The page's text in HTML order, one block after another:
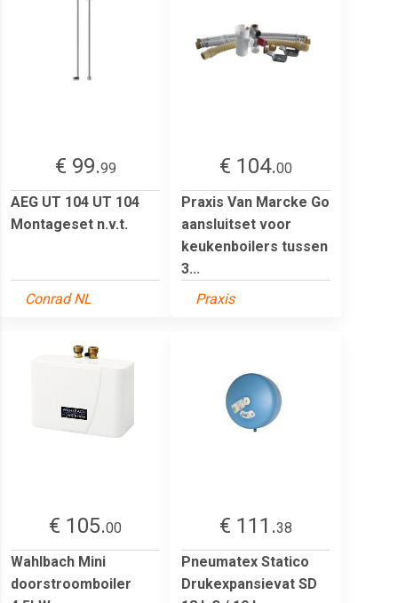
€ 99.99
AEG UT 104 UT 104
Montageset n.v.t.
Conrad NL
€ 104.00
Praxis Van Marcke Go
aansluitset voor
keukenboilers tussen
3...
Praxis
€ 105.00
Wahlbach Mini
doorstroomboiler
€ 111.38
Pneumatex Statico
Drukexpansievat SD